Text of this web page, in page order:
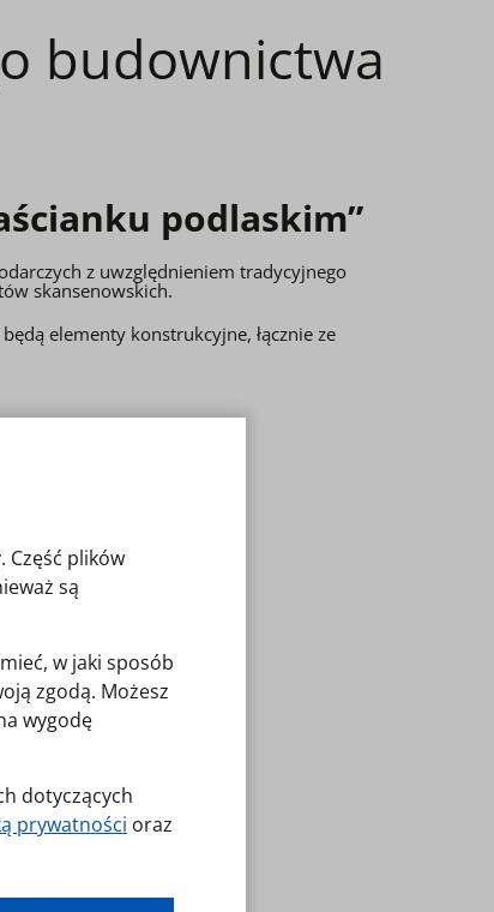
budownictwa
podlaskim”
z uwzględnieniem tradycyjnego
skansenowskich.
elementy konstrukcyjne, łącznie ze
Część plików
są
w jaki sposób
zgodą. Możesz
wygodę
dotyczących
prywatności oraz